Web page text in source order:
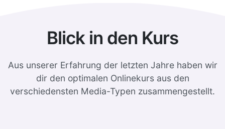
Blick in den Kurs
Aus unserer Erfahrung der letzten Jahre haben wir
dir den optimalen Onlinekurs aus den
verschiedensten Media-Typen zusammengestellt.